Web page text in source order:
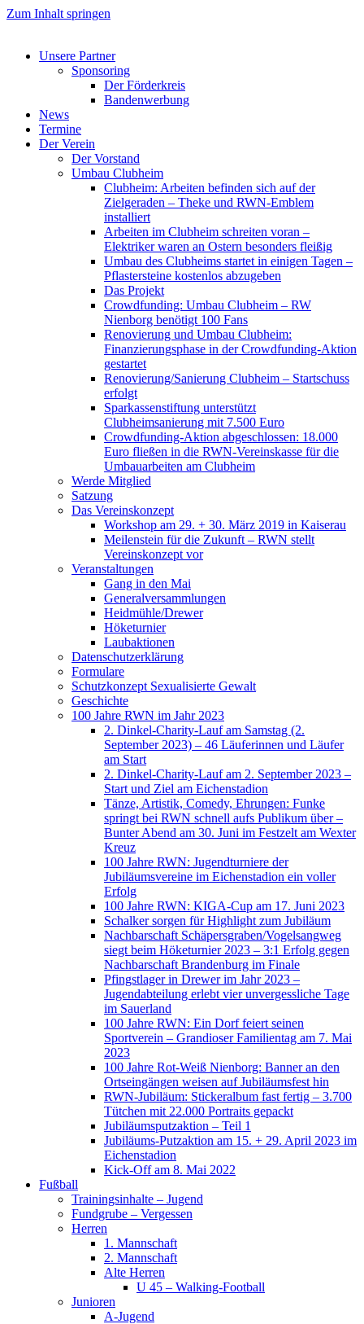
Zum Inhalt springen
Unsere Partner
Sponsoring
Der Förderkreis
Bandenwerbung
News
Termine
Der Verein
Der Vorstand
Umbau Clubheim
Clubheim: Arbeiten befinden sich auf der
Zielgeraden – Theke und RWN-Emblem
installiert
Arbeiten im Clubheim schreiten voran –
Elektriker waren an Ostern besonders fleißig
Umbau des Clubheims startet in einigen Tagen –
Pflastersteine kostenlos abzugeben
Das Projekt
Crowdfunding: Umbau Clubheim – RW
Nienborg benötigt 100 Fans
Renovierung und Umbau Clubheim:
Finanzierungsphase in der Crowdfunding-Aktion
gestartet
Renovierung/Sanierung Clubheim – Startschuss
erfolgt
Sparkassenstiftung unterstützt
Clubheimsanierung mit 7.500 Euro
Crowdfunding-Aktion abgeschlossen: 18.000
Euro fließen in die RWN-Vereinskasse für die
Umbauarbeiten am Clubheim
Werde Mitglied
Satzung
Das Vereinskonzept
Workshop am 29. + 30. März 2019 in Kaiserau
Meilenstein für die Zukunft – RWN stellt
Vereinskonzept vor
Veranstaltungen
Gang in den Mai
Generalversammlungen
Heidmühle/Drewer
Höketurnier
Laubaktionen
Datenschutzerklärung
Formulare
Schutzkonzept Sexualisierte Gewalt
Geschichte
100 Jahre RWN im Jahr 2023
2. Dinkel-Charity-Lauf am Samstag (2.
September 2023) – 46 Läuferinnen und Läufer
am Start
2. Dinkel-Charity-Lauf am 2. September 2023 –
Start und Ziel am Eichenstadion
Tänze, Artistik, Comedy, Ehrungen: Funke
springt bei RWN schnell aufs Publikum über –
Bunter Abend am 30. Juni im Festzelt am Wexter
Kreuz
100 Jahre RWN: Jugendturniere der
Jubiläumsvereine im Eichenstadion ein voller
Erfolg
100 Jahre RWN: KIGA-Cup am 17. Juni 2023
Schalker sorgen für Highlight zum Jubiläum
Nachbarschaft Schäpersgraben/Vogelsangweg
siegt beim Höketurnier 2023 – 3:1 Erfolg gegen
Nachbarschaft Brandenburg im Finale
Pfingstlager in Drewer im Jahr 2023 –
Jugendabteilung erlebt vier unvergessliche Tage
im Sauerland
100 Jahre RWN: Ein Dorf feiert seinen
Sportverein – Grandioser Familientag am 7. Mai
2023
100 Jahre Rot-Weiß Nienborg: Banner an den
Ortseingängen weisen auf Jubiläumsfest hin
RWN-Jubiläum: Stickeralbum fast fertig – 3.700
Tütchen mit 22.000 Portraits gepackt
Jubiläumsputzaktion – Teil 1
Jubiläums-Putzaktion am 15. + 29. April 2023 im
Eichenstadion
Kick-Off am 8. Mai 2022
Fußball
Trainingsinhalte – Jugend
Fundgrube – Vergessen
Herren
1. Mannschaft
2. Mannschaft
Alte Herren
U 45 – Walking-Football
Junioren
A-Jugend